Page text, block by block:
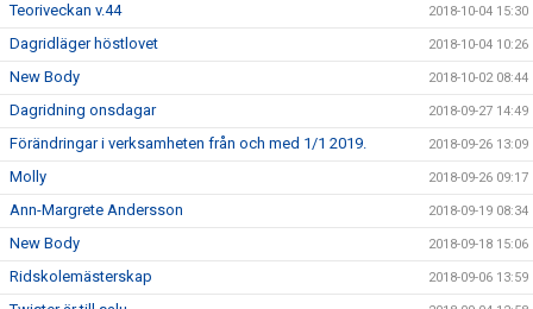
Teoriveckan v.44 2018-10-04 15:30
Dagridläger höstlovet 2018-10-04 10:26
New Body 2018-10-02 08:44
Dagridning onsdagar 2018-09-27 14:49
Förändringar i verksamheten från och med 1/1 2019. 2018-09-26 13:09
Molly 2018-09-26 09:17
Ann-Margrete Andersson 2018-09-19 08:34
New Body 2018-09-18 15:06
Ridskolemästerskap 2018-09-06 13:59